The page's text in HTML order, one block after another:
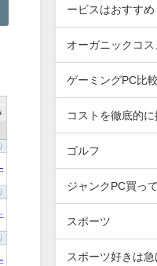
ービスはおすすめ
オーガニックコス
ゲーミングPC比
コストを徹底的
ゴルフ
ジャンクPC買っ
スポーツ
スポーツ好きは